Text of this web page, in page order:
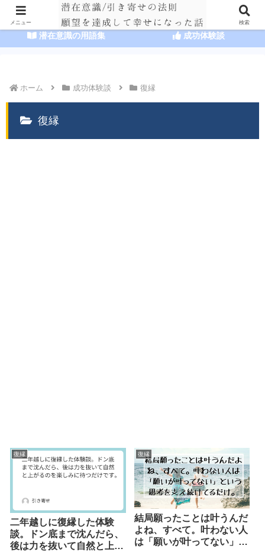
HOME 潜在意識の達人まとめ
潜在意識の用語集 成功体験談
ホーム 成功体験談 復縁
復縁
復縁
二年越しに復縁した体験
談。ドン底まで沈んだら、
後は力を抜いて自然と上が
復縁
結局願ったことは叶うんだ
よね、すべて。叶わない人
は「願いが叶ってない」と
メニュー 検索